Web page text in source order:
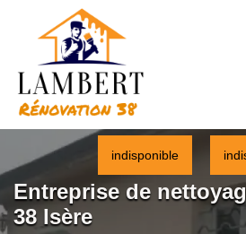
indisponible
Entreprise de
38 Isère